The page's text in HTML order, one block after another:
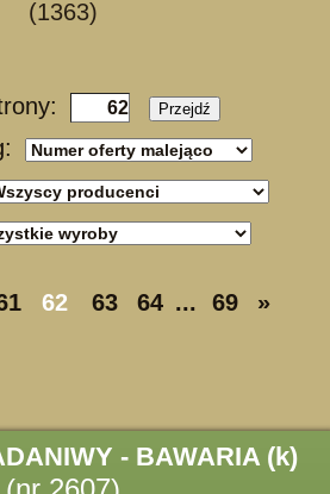
(1363)
Przejdź
62 63 64 ... 69 »
- BAWARIA (k)